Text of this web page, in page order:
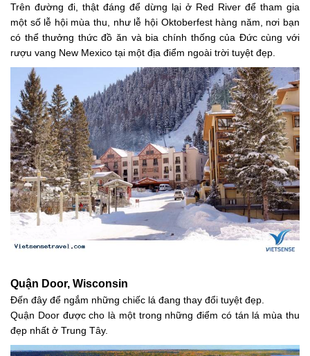
Trên đường đi, thật đáng để dừng lại ở Red River để tham gia
một số lễ hội mùa thu, như lễ hội Oktoberfest hàng năm, nơi bạn
có thể thưởng thức đồ ăn và bia chính thống của Đức cùng với
rượu vang New Mexico tại một địa điểm ngoài trời tuyệt đẹp.
Quận Door, Wisconsin
Đến đây để ngắm những chiếc lá đang thay đổi tuyệt đẹp.
Quận Door được cho là một trong những điểm có tán lá mùa thu
đẹp nhất ở Trung Tây.